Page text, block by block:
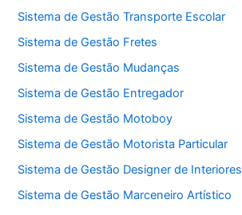
Sistema de Gestão Transporte Escolar
Sistema de Gestão Fretes
Sistema de Gestão Mudanças
Sistema de Gestão Entregador
Sistema de Gestão Motoboy
Sistema de Gestão Motorista Particular
Sistema de Gestão Designer de Interiores
Sistema de Gestão Marceneiro Artístico